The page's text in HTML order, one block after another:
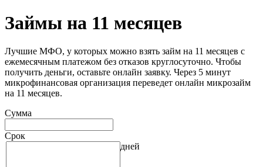
Займы на 11 месяцев
Лучшие МФО, у которых можно взять займ на 11 месяцев с
ежемесячным платежом без отказов круглосуточно. Чтобы
получить деньги, оставьте онлайн заявку. Через 5 минут
микрофинансовая организация переведет онлайн микрозайм
на 11 месяцев.
Сумма
Срок
дней